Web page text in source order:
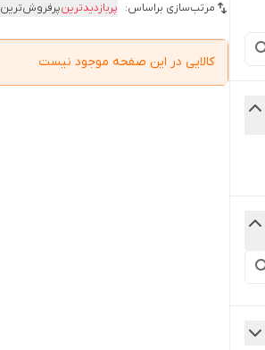
مرتب‌سازی براساس: پربازدیدترینپرفروش‌ترین
کالایی در این صفحه موجود نیست